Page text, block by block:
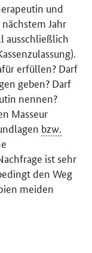
und
Jahr
ausschließlich
erfüllen? Darf
geben? Darf
nennen?
Masseur
bzw.
ist sehr
den Weg
meiden